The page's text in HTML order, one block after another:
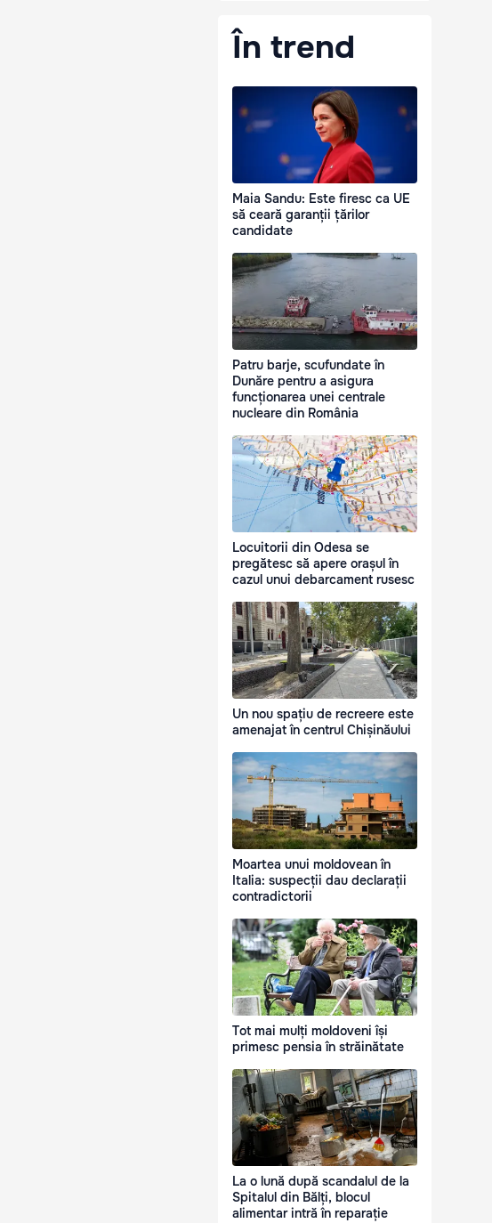
În trend
Maia Sandu: Este firesc ca UE
să ceară garanții țărilor
candidate
Patru barje, scufundate în
Dunăre pentru a asigura
funcționarea unei centrale
nucleare din România
Locuitorii din Odesa se
pregătesc să apere orașul în
cazul unui debarcament rusesc
Un nou spațiu de recreere este
amenajat în centrul Chișinăului
Moartea unui moldovean în
Italia: suspecții dau declarații
contradictorii
Tot mai mulți moldoveni își
primesc pensia în străinătate
La o lună după scandalul de la
Spitalul din Bălți, blocul
alimentar intră în reparație